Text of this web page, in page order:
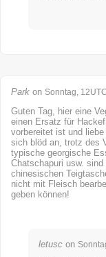
Park on Sonntag,
Guten Tag, hier eine
einen Ersatz für
vorbereitet ist und
sich blöd an, trotz des
typische georgische
Chatschapuri usw.
chinesischen
nicht mit Fleisch
geben können!
letusc on